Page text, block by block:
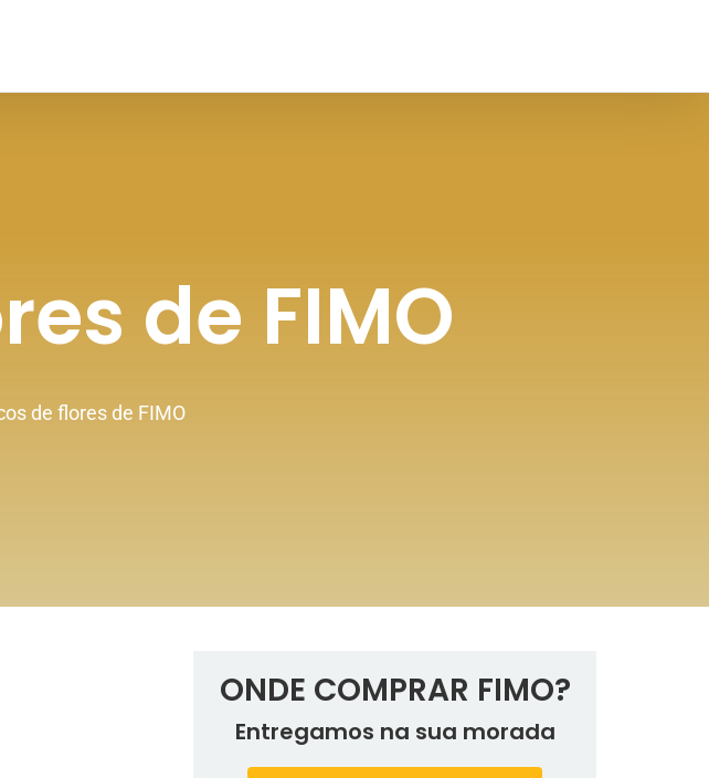
de FIMO
de flores de FIMO
ONDE COMPRAR FIMO?
Entregamos na sua morada